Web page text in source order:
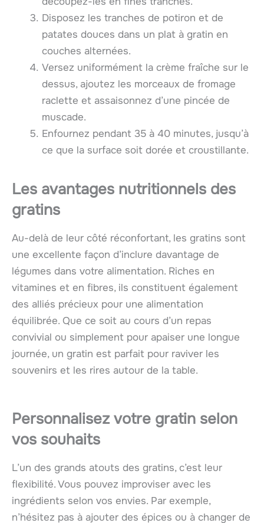
Disposez les tranches de potiron et de
patates douces dans un plat à gratin en
couches alternées.
Versez uniformément la crème fraîche sur le
dessus, ajoutez les morceaux de fromage
raclette et assaisonnez d’une pincée de
muscade.
Enfournez pendant 35 à 40 minutes, jusqu’à
ce que la surface soit dorée et croustillante.
Les avantages nutritionnels des
gratins
Au-delà de leur côté réconfortant, les gratins sont
une excellente façon d’inclure davantage de
légumes dans votre alimentation. Riches en
vitamines et en fibres, ils constituent également
des alliés précieux pour une alimentation
équilibrée. Que ce soit au cours d’un repas
convivial ou simplement pour apaiser une longue
journée, un gratin est parfait pour raviver les
souvenirs et les rires autour de la table.
Personnalisez votre gratin selon
vos souhaits
L’un des grands atouts des gratins, c’est leur
flexibilité. Vous pouvez improviser avec les
ingrédients selon vos envies. Par exemple,
n’hésitez pas à ajouter des épices ou à changer de